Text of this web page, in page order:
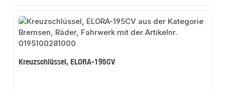
Kreuzschlüssel, ELORA-195CV